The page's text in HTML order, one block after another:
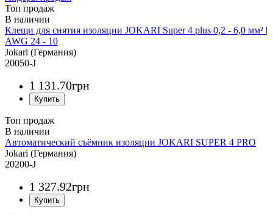
Топ продаж
Клещи для снятия изоляции JOKARI Super 4 plus 0,2 - 6,0 мм² |
AWG 24 - 10
Jokari (Германия)
20050-J
1 131.70грн
Топ продаж
Автоматический съёмник изоляции JOKARI SUPER 4 PRO
Jokari (Германия)
20200-J
1 327.92грн